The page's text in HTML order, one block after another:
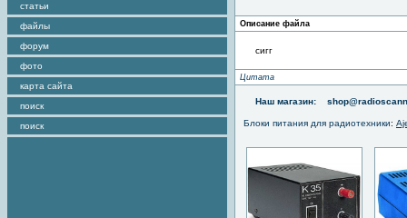
статьи
файлы
форум
фото
карта сайта
поиск
поиск
Описание файла
сигг
Цитата
Наш магазин:
Блоки питания для радиотехники: